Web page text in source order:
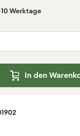
Werktage
In den